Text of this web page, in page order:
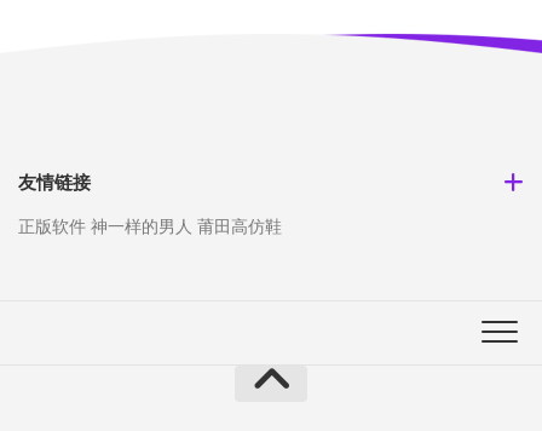
友情链接
正版软件 神一样的男人 莆田高仿鞋